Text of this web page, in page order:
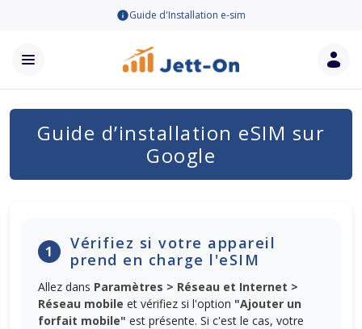
Guide d'Installation e-sim
Guide d’installation eSIM sur
Google
1
Vérifiez si votre appareil
prend en charge l'eSIM
Allez dans Paramètres > Réseau et Internet >
Réseau mobile et vérifiez si l'option "Ajouter un
forfait mobile" est présente. Si c'est le cas, votre